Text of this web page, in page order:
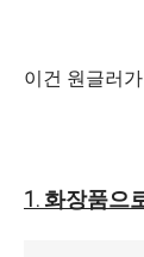
이건 원글러
1. 화장품으